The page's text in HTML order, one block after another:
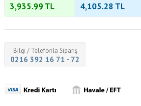
3,935.99 TL 4,105.28 TL
Bilgi / Telefonla Sipariş
0216 392 16 71 - 72